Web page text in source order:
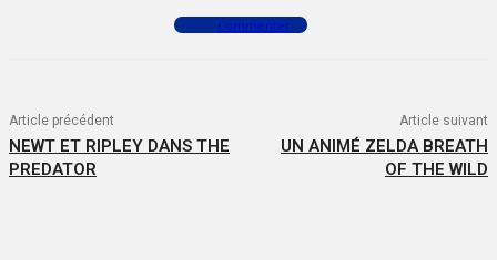
Commenter
Article précédent
NEWT ET RIPLEY DANS THE
PREDATOR
Article suivant
UN ANIMÉ ZELDA BREATH
OF THE WILD